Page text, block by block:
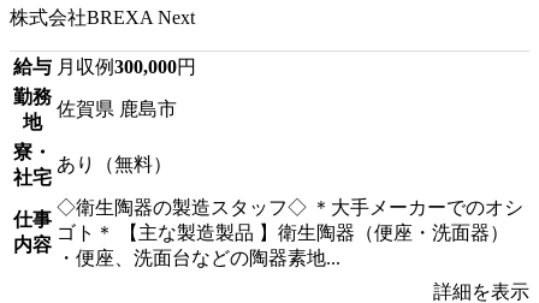
株式会社BREXA Next
給与 月収例300,000円
勤務
地
佐賀県 鹿島市
寮・
社宅
あり（無料）
仕事
内容
◇衛生陶器の製造スタッフ◇ ＊大手メーカーでのオシ
ゴト＊ 【主な製造製品 】衛生陶器（便座・洗面器）
・便座、洗面台などの陶器素地...
詳細を表示